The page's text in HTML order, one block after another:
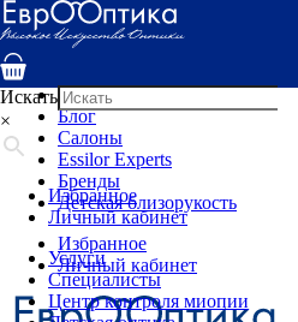
Услуги
Специалисты
Детская оптика
Блог
Салоны
Essilor Experts
Бренды
Детская близорукость
Избранное
Личный кабинет
Искать
×
Избранное
Личный кабинет
Услуги
Специалисты
Центр контроля миопии